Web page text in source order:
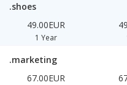
.shoes
49.00EUR
1 Year
.marketing
67.00EUR